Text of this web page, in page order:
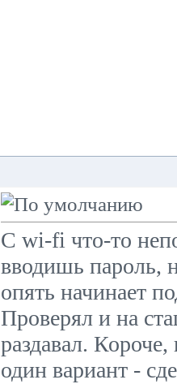
С wi-fi что-то
вводишь пароль,
опять начинает
Проверял и на
раздавал.
один вариант -